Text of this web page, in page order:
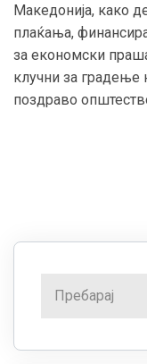
Македонија, како
плаќања,
за економски
клучни за
поздраво